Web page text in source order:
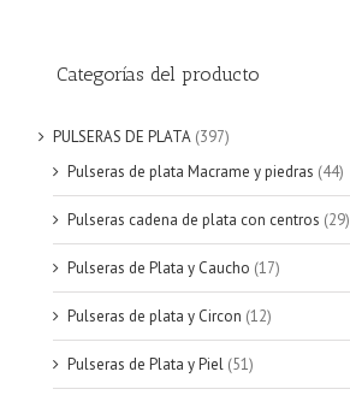
Categorías del producto
PULSERAS DE PLATA (397)
Pulseras de plata Macrame y piedras (44)
Pulseras cadena de plata con centros (29)
Pulseras de Plata y Caucho (17)
Pulseras de plata y Circon (12)
Pulseras de Plata y Piel (51)